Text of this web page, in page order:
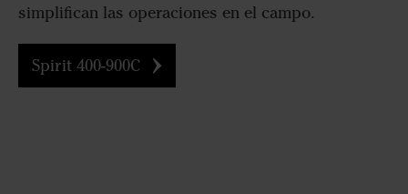
simplifican las operaciones en el campo.
Spirit 400-900C